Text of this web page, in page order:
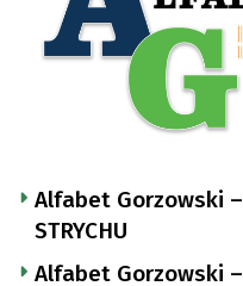
Alfabet Gorzowski –
STRYCHU
Alfabet Gorzowski –